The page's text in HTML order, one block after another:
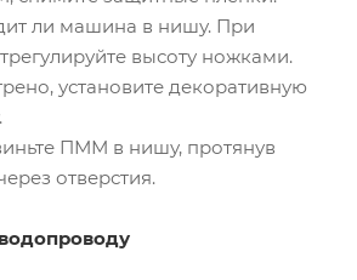
ли машина в нишу. При
высоту ножками.
установите декоративную
ПММ в нишу, протянув
отверстия.